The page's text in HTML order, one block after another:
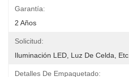
Garantía:
2 Años
Solicitud:
Iluminación LED, Luz De Celda, Etc.
Detalles De Empaquetado: